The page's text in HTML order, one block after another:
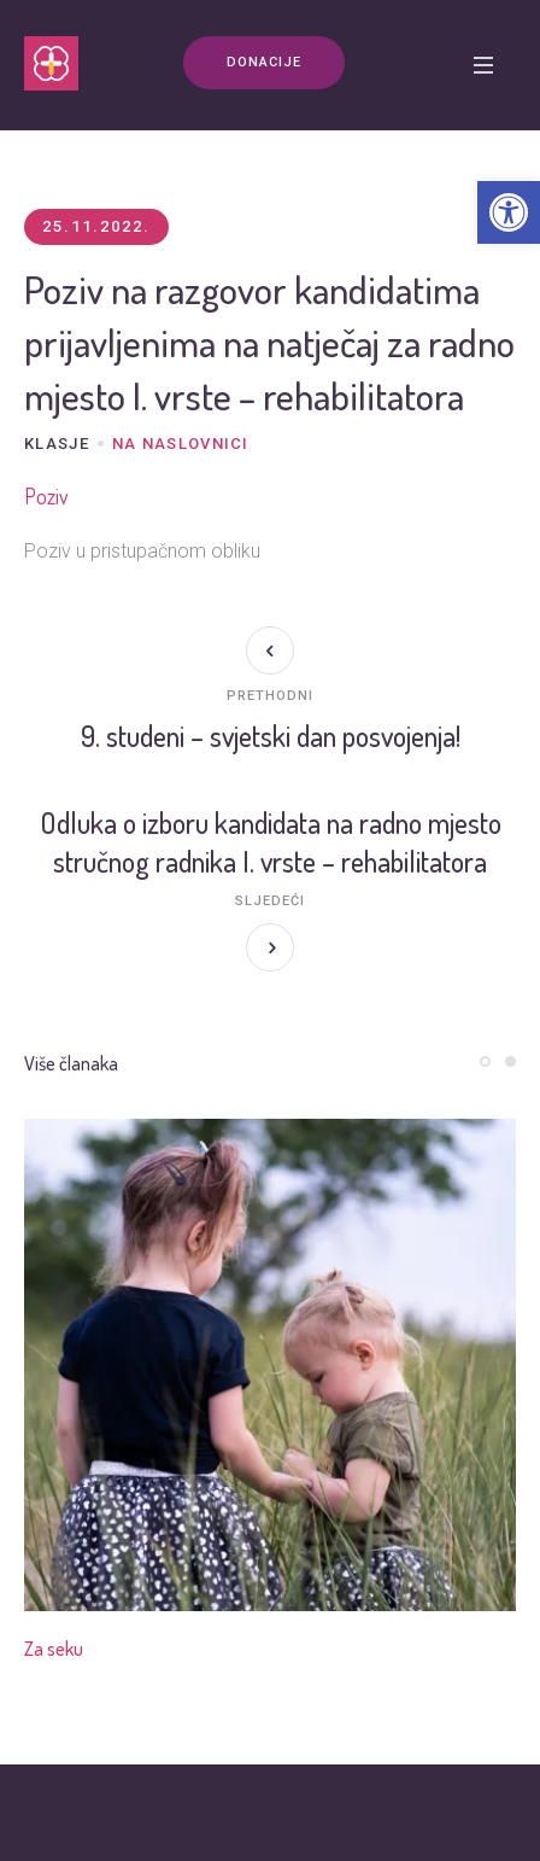
DONACIJE
25.11.2022.
Poziv na razgovor kandidatima
prijavljenima na natječaj za radno
mjesto I. vrste – rehabilitatora
KLASJE NA NASLOVNICI
Poziv
Poziv u pristupačnom obliku
9. studeni – svjetski dan posvojenja!
PRETHODNI
Odluka o izboru kandidata na radno mjesto
stručnog radnika I. vrste – rehabilitatora
SLJEDEĆI
Više članaka
Za seku